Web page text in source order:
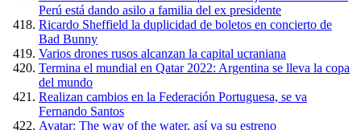
Perú está dando asilo a familia del ex presidente
Ricardo Sheffield la duplicidad de boletos en concierto de
Bad Bunny
Varios drones rusos alcanzan la capital ucraniana
Termina el mundial en Qatar 2022: Argentina se lleva la copa
del mundo
Realizan cambios en la Federación Portuguesa, se va
Fernando Santos
Avatar: The way of the water, así va su estreno